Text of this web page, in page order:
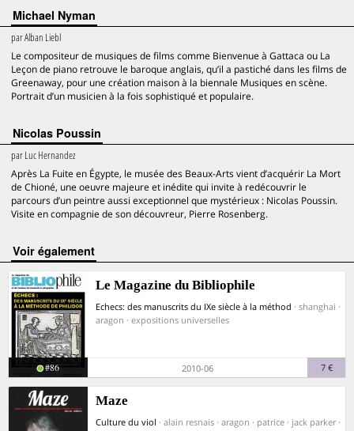
Michael Nyman
parAlban Liebl
Le compositeur de musiques de films comme Bienvenue à Gattaca ou La
Leçon de piano retrouve le baroque anglais, qu’il a pastiché dans les films de
Greenaway, pour une création maison à la biennale Musiques en scène.
Portrait d’un musicien à la fois sophistiqué et populaire.
Nicolas Poussin
parLuc Hernandez
Après La Fuite en Égypte, le musée des Beaux-Arts vient d’acquérir La Mort
de Chioné, une oeuvre majeure et inédite qui invite à redécouvrir le
parcours d’un peintre aussi exceptionnel que mystérieux : Nicolas Poussin.
Visite en compagnie de son découvreur, Pierre Rosenberg.
voir également
Le Magazine du Bibliophile
Echecs: des manuscrits du IXe siècle à la méthod · shanghai ·
aragon · expositions universelles
#86 2010-06 7 €
Maze
Culture du viol · alain resnais · aragon · patrice · jack parker ·